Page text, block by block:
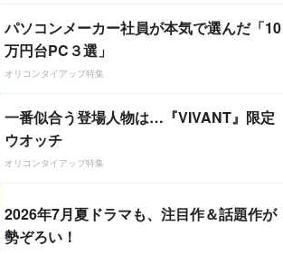
パソコンメーカー社員が本気で選んだ「10
万円台PC３選」
オリコンタイアップ特集
一番似合う登場人物は…『VIVANT』限定
ウオッチ
オリコンタイアップ特集
2026年7月夏ドラマも、注目作＆話題作が
勢ぞろい！